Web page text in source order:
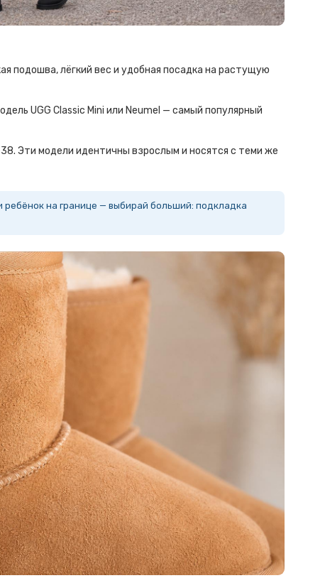
подошва, лёгкий вес и удобная посадка на растущую
UGG Classic Mini или Neumel — самый популярный
Эти модели идентичны взрослым и носятся с теми же
ребёнок на границе — выбирай больший: подкладка